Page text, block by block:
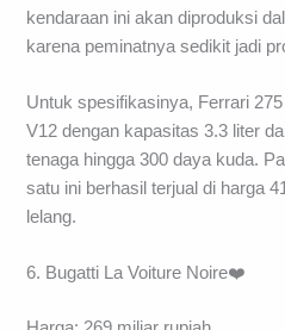
kendaraan ini akan diproduksi
karena peminatnya sedikit jadi
Untuk spesifikasinya, Ferrari
V12 dengan kapasitas 3.3 liter
tenaga hingga 300 daya kuda.
satu ini berhasil terjual di harga
lelang.
6. Bugatti La Voiture Noire❤️